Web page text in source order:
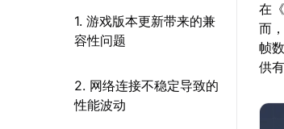
1. 游戏版本更新带来的兼
容性问题
2. 网络连接不稳定导致的
性能波动
在
而
帧
供